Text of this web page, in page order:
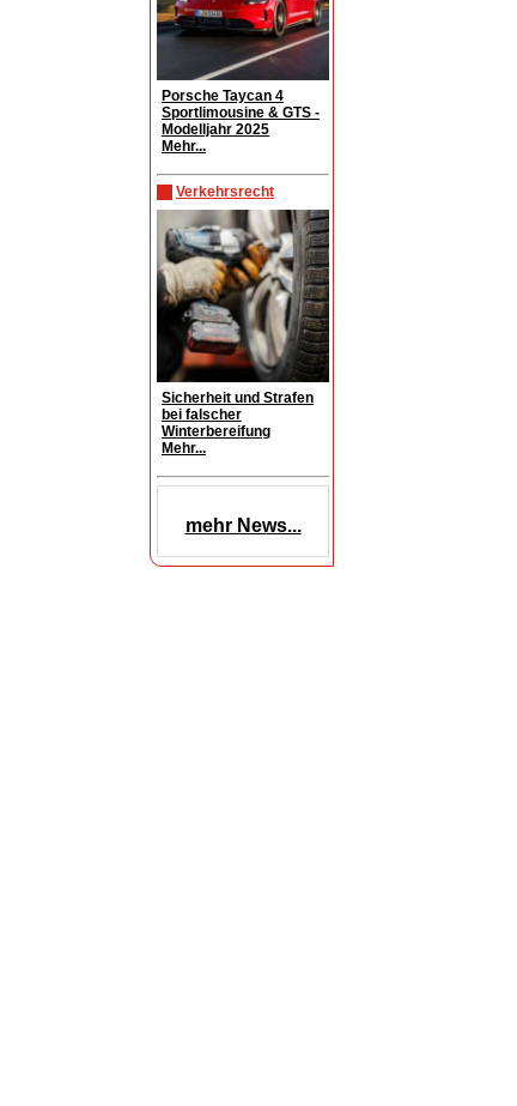
Porsche Taycan 4
Sportlimousine & GTS -
Modelljahr 2025
Mehr...
Verkehrsrecht
Sicherheit und Strafen
bei falscher
Winterbereifung
Mehr...
mehr News...